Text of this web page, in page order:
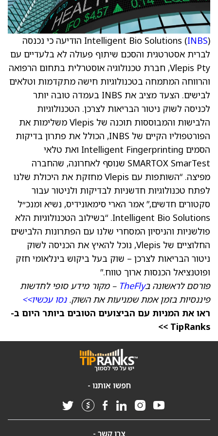
Intelligent Bio Solutions (INBS
) הודיעה כי נכנסה
לברית אסטרטגית והסכם שיתוף פעולה לא בלעדיים עם
Vlepis Pty, חברת טכנולוגיה אוסטרלית בתחום הרפואה
והרווחה המתמחה בטכנולוגיות חישה מתקדמות וטלאים
לבישים. הצעד מציב את INBS בעמדה טובה יותר
לכניסה לשוק ניטור הבריאות לצרכן. הטכנולוגיות
הלבישות והמבוססות תוכנה של Vlepis משלימות את
הפורטפוליו הקיים של INBS, הכולל את פתרון בדיקות
הסמים Intelligent Fingerprinting ואת טלאי
SMARTOX SmarTest שנוסף לאחרונה, שהחברה
מפיצה. “השותפות עם Vlepis מחזקת את היכולת שלנו
לפתח טכנולוגיות חדשניות לבדיקות ולניטור עבור
סקטורים חדשים,” אמר הארי סימאונידיס, נשיא ומנכ״ל
Intelligent Bio Solutions. “בשילוב הטכנולוגיות הלא
פולשניות והניסיון המסחרי שלנו עם הפתרונות הלבישים
החלוציים של Vlepis, נוכל להאיץ את הכניסה לשוק
ניטור הבריאות לצרכן – שוק בעל ביקוש בינלאומי חזק
ופוטנציאל הכנסות ארוך טווח.”
פורסם לראשונה בTheFly – מקור מידע סופי לחדשות
פיננסיות בזמן אמת שמניעות את השוק.נסו עכשיו>>
ראו את המניות עם הביצועים הטובים ביותר היום ב-
TipRanks >>
חפשו אותנו -
צרו קשר -